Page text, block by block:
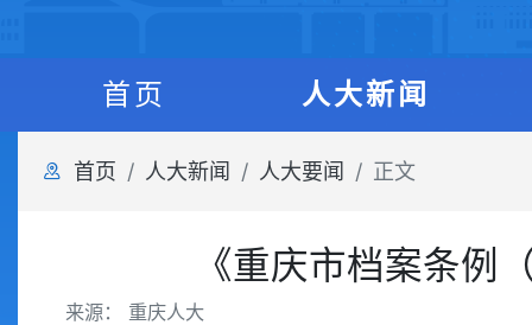
首页 人大新闻
首页 人大新闻 人大要闻 正文
《重庆市档案条例
来源： 重庆人大